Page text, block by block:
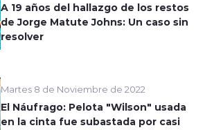
A 19 años del hallazgo de los restos
de Jorge Matute Johns: Un caso sin
resolver
Martes 8 de Noviembre de 2022
El Náufrago: Pelota "Wilson" usada
en la cinta fue subastada por casi